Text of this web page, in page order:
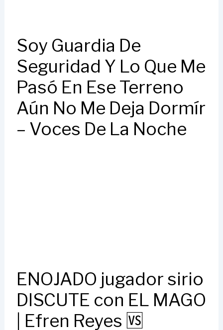
Soy Guardia De
Seguridad Y Lo Que Me
Pasó En Ese Terreno
Aún No Me Deja Dormír
– Voces De La Noche
ENOJADO jugador sirio
DISCUTE con EL MAGO
| Efren Reyes 🆚